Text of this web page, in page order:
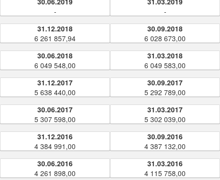
-
-
31.12.2018
6 261 857,94
30.09.2018
6 028 673,00
30.06.2018
6 049 548,00
31.03.2018
6 049 583,00
31.12.2017
5 638 440,00
30.09.2017
5 292 789,00
30.06.2017
5 307 598,00
31.03.2017
5 302 039,00
31.12.2016
4 384 991,00
30.09.2016
4 387 132,00
30.06.2016
4 261 898,00
31.03.2016
4 115 758,00